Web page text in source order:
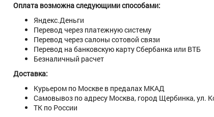
Оплата возможна следующими способами:
Яндекс.Деньги
Перевод через платежную систему
Перевод через салоны сотовой связи
Перевод на банковскую карту Сбербанка или ВТБ
Безналичный расчет
Доставка:
Курьером по Москве в предалах МКАД
Самовывоз по адресу Москва, город Щербинка, ул.
ТК по России